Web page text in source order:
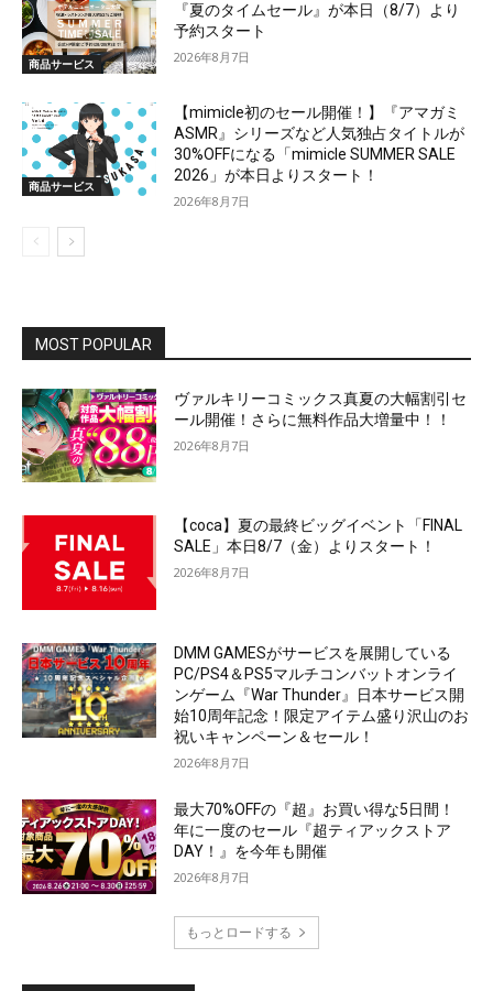
商品サービス
『夏のタイムセール』が本日（8/7）より
予約スタート
2026年8月7日
商品サービス
【mimicle初のセール開催！】『アマガミ
ASMR』シリーズなど人気独占タイトルが
30%OFFになる「mimicle SUMMER SALE
2026」が本日よりスタート！
2026年8月7日
MOST POPULAR
ヴァルキリーコミックス真夏の大幅割引セ
ール開催！さらに無料作品大増量中！！
2026年8月7日
【coca】夏の最終ビッグイベント「FINAL
SALE」本日8/7（金）よりスタート！
2026年8月7日
DMM GAMESがサービスを展開している
PC/PS4＆PS5マルチコンバットオンライ
ンゲーム『War Thunder』日本サービス開
始10周年記念！限定アイテム盛り沢山のお
祝いキャンペーン＆セール！
2026年8月7日
最大70%OFFの『超』お買い得な5日間！
年に一度のセール『超ティアックストア
DAY！』を今年も開催
2026年8月7日
もっとロードする